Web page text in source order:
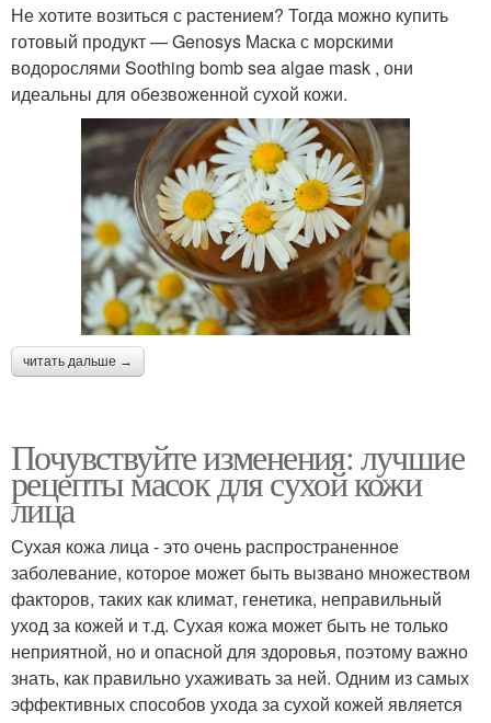
Не хотите возиться с растением? Тогда можно купить
готовый продукт — Genosys Маска с морскими
водорослями Soothing bomb sea algae mask , они
идеальны для обезвоженной сухой кожи.
читать дальше →
Почувствуйте изменения: лучшие
рецепты масок для сухой кожи
лица
Сухая кожа лица - это очень распространенное
заболевание, которое может быть вызвано множеством
факторов, таких как климат, генетика, неправильный
уход за кожей и т.д. Сухая кожа может быть не только
неприятной, но и опасной для здоровья, поэтому важно
знать, как правильно ухаживать за ней. Одним из самых
эффективных способов ухода за сухой кожей является